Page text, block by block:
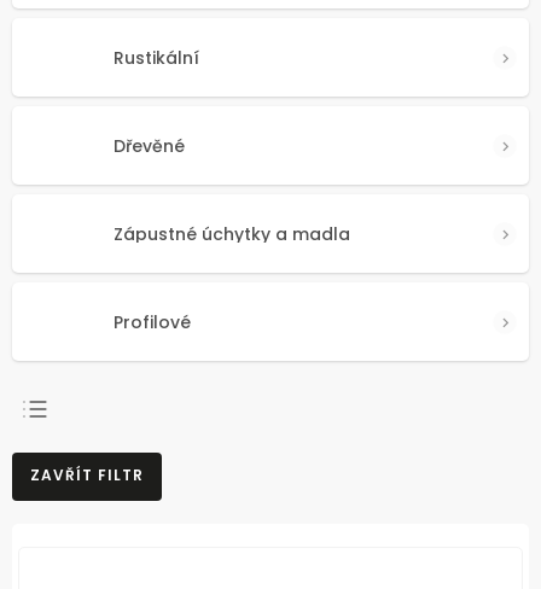
Rustikální
Dřevěné
Zápustné úchytky a madla
Profilové
NEJPRODÁVANĚJŠÍ
NEJLEVNĚJŠÍ
ZAVŘÍT FILTR